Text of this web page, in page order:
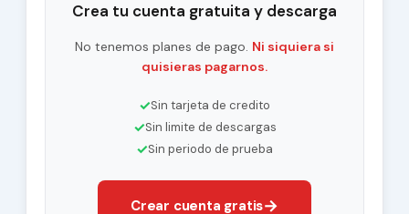
Crea tu cuenta gratuita y descarga
No tenemos planes de pago. Ni siquiera si
quisieras pagarnos.
✓Sin tarjeta de credito
✓Sin limite de descargas
✓Sin periodo de prueba
Crear cuenta gratis→